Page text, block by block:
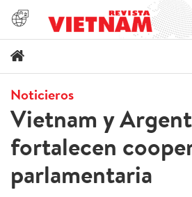
Noticieros
Vietnam y
fortalecen
parlamentaria